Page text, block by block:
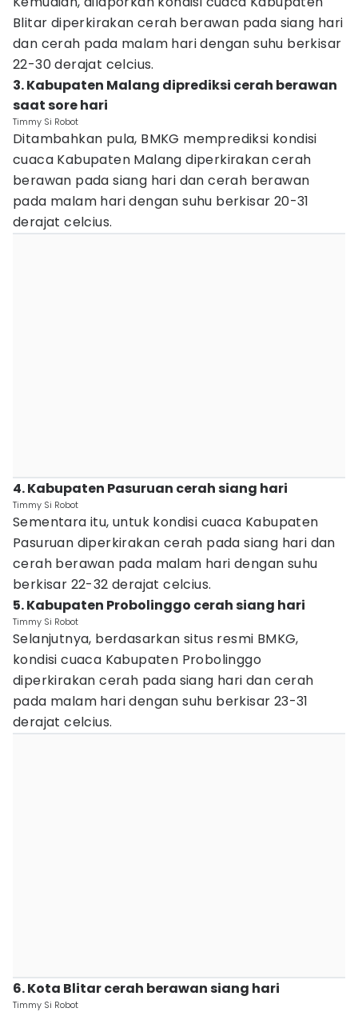
Blitar diperkirakan cerah berawan pada siang hari
dan cerah pada malam hari dengan suhu berkisar
22-30 derajat celcius.
3. Kabupaten Malang diprediksi cerah berawan
saat sore hari
Timmy Si Robot
Ditambahkan pula, BMKG memprediksi kondisi
cuaca Kabupaten Malang diperkirakan cerah
berawan pada siang hari dan cerah berawan
pada malam hari dengan suhu berkisar 20-31
derajat celcius.
4. Kabupaten Pasuruan cerah siang hari
Timmy Si Robot
Sementara itu, untuk kondisi cuaca Kabupaten
Pasuruan diperkirakan cerah pada siang hari dan
cerah berawan pada malam hari dengan suhu
berkisar 22-32 derajat celcius.
5. Kabupaten Probolinggo cerah siang hari
Timmy Si Robot
Selanjutnya, berdasarkan situs resmi BMKG,
kondisi cuaca Kabupaten Probolinggo
diperkirakan cerah pada siang hari dan cerah
pada malam hari dengan suhu berkisar 23-31
derajat celcius.
6. Kota Blitar cerah berawan siang hari
Timmy Si Robot